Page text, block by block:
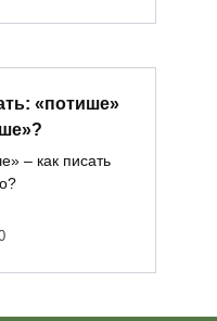
«потише»
– как писать